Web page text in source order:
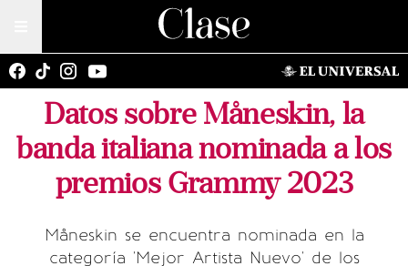
Datos sobre Måneskin, la
banda italiana nominada a los
premios Grammy 2023
Måneskin se encuentra nominada en la
categoría 'Mejor Artista Nuevo' de los